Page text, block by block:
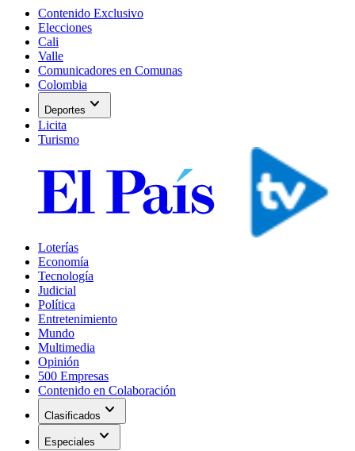
Contenido Exclusivo
Elecciones
Cali
Valle
Comunicadores en Comunas
Colombia
Deportes expand_more
Licita
Turismo
Loterías
Economía
Tecnología
Judicial
Política
Entretenimiento
Mundo
Multimedia
Opinión
500 Empresas
Contenido en Colaboración
Clasificados expand_more
Especiales expand_more